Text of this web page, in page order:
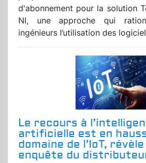
d'abonnement pour la solution
NI, une approche qui
ingénieurs l’utilisation des
Le recours à
artificielle est en
domaine de l’IoT,
enquête du